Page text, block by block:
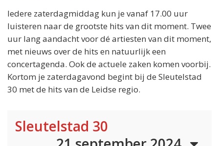
Iedere zaterdagmiddag kun je vanaf 17.00 uur
luisteren naar de grootste hits van dit moment. Twee
uur lang aandacht voor dé artiesten van dit moment,
met nieuws over de hits en natuurlijk een
concertagenda. Ook de actuele zaken komen voorbij.
Kortom je zaterdagavond begint bij de Sleutelstad
30 met de hits van de Leidse regio.
Sleutelstad 30